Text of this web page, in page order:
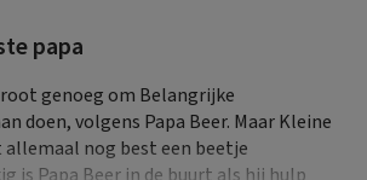
papa
genoeg om Belangrijke
doen, volgens Papa Beer. Maar Kleine
nog best een beetje